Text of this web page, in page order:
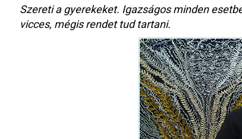
Szereti a gyerekeket. Igazságos minden
vicces, mégis rendet tud tartani.